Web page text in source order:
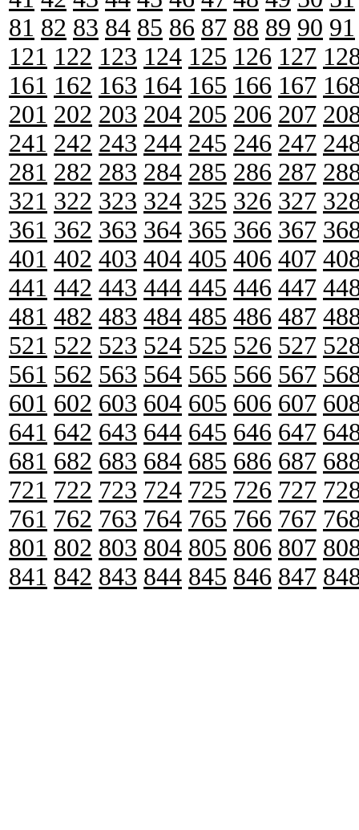
81 82 83 84 85 86 87 88 89 90 91
121 122 123 124 125 126 127
161 162 163 164 165 166 167
201 202 203 204 205 206 207
241 242 243 244 245 246 247
281 282 283 284 285 286 287
321 322 323 324 325 326 327
361 362 363 364 365 366 367
401 402 403 404 405 406 407
441 442 443 444 445 446 447
481 482 483 484 485 486 487
521 522 523 524 525 526 527
561 562 563 564 565 566 567
601 602 603 604 605 606 607
641 642 643 644 645 646 647
681 682 683 684 685 686 687
721 722 723 724 725 726 727
761 762 763 764 765 766 767
801 802 803 804 805 806 807
841 842 843 844 845 846 847